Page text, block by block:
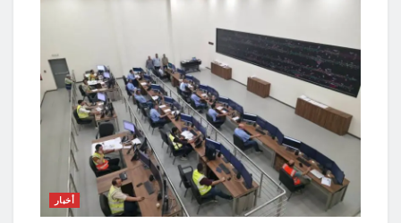
أخبار